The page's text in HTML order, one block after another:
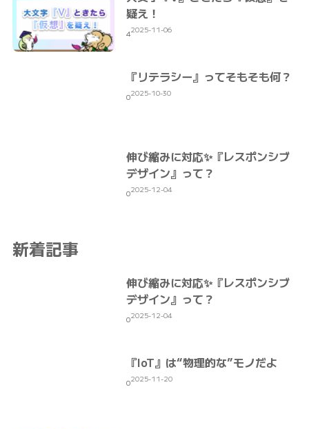
疑え！
42025-11-06
『リテラシー』ってそもそも何？
02025-10-30
伸び縮みに対応✨『レスポンシブ
デザイン』って？
02025-12-04
新着記事
伸び縮みに対応✨『レスポンシブ
デザイン』って？
02025-12-04
『IoT』は“物理的な”モノだよ
02025-11-20